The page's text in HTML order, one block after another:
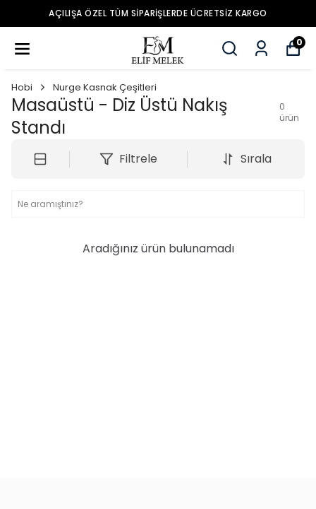
AÇILIŞA ÖZEL TÜM SIPARIŞLERDE ÜCRETSIZ KARGO
0
Hobi Nurge Kasnak Çeşitleri
Masaüstü - Diz Üstü Nakış
Standı
0
ürün
Filtrele Sırala
Aradığınız ürün bulunamadı